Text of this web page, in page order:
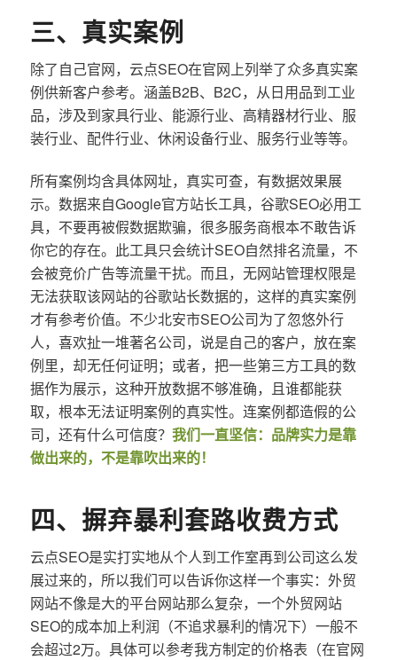
三、真实案例
除了自己官网，云点SEO在官网上列举了众多真实案
例供新客户参考。涵盖B2B、B2C，从日用品到工业
品，涉及到家具行业、能源行业、高精器材行业、服
装行业、配件行业、休闲设备行业、服务行业等等。
所有案例均含具体网址，真实可查，有数据效果展
示。数据来自Google官方站长工具，谷歌SEO必用工
具，不要再被假数据欺骗，很多服务商根本不敢告诉
你它的存在。此工具只会统计SEO自然排名流量，不
会被竞价广告等流量干扰。而且，无网站管理权限是
无法获取该网站的谷歌站长数据的，这样的真实案例
才有参考价值。不少北安市SEO公司为了忽悠外行
人，喜欢扯一堆著名公司，说是自己的客户，放在案
例里，却无任何证明；或者，把一些第三方工具的数
据作为展示，这种开放数据不够准确，且谁都能获
取，根本无法证明案例的真实性。连案例都造假的公
司，还有什么可信度？ 我们一直坚信：品牌实力是靠
做出来的，不是靠吹出来的！
四、摒弃暴利套路收费方式
云点SEO是实打实地从个人到工作室再到公司这么发
展过来的，所以我们可以告诉你这样一个事实：外贸
网站不像是大的平台网站那么复杂，一个外贸网站
SEO的成本加上利润（不追求暴利的情况下）一般不
会超过2万。具体可以参考我方制定的价格表（在官网